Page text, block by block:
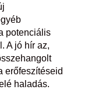
potenciális
A jó hír az,
erőfeszítéseid
haladás.